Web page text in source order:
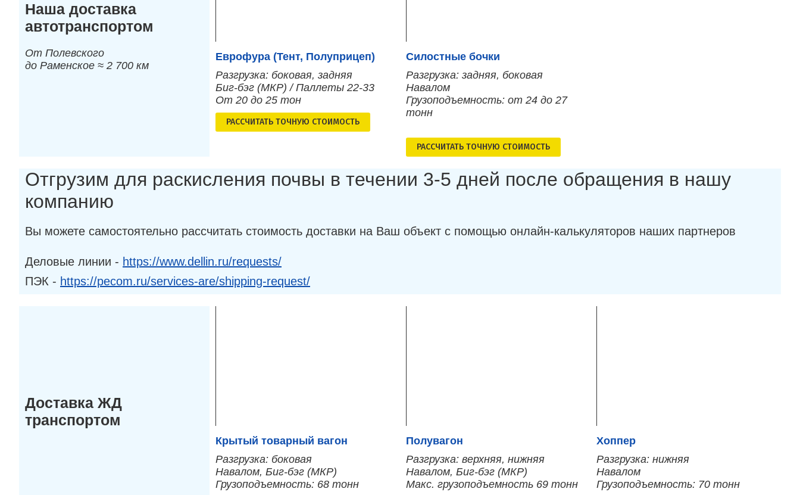
Наша доставка
автотранспортом
От Полевского
до Раменское ≈ 2 700 км
Еврофура (Тент, Полуприцеп)
Разгрузка: боковая, задняя
Биг-бэг (МКР) / Паллеты 22-33
От 20 до 25 тон
РАСCЧИТАТЬ ТОЧНУЮ СТОИМОСТЬ
Силостные бочки
Разгрузка: задняя, боковая
Навалом
Грузоподъемность: от 24 до 27
тонн
РАСCЧИТАТЬ ТОЧНУЮ СТОИМОСТЬ
Отгрузим для раскисления почвы в течении 3-5 дней после обращения в нашу
компанию
Вы можете самостоятельно рассчитать стоимость доставки на Ваш объект с помощью онлайн-калькуляторов наших партнеров
Деловые линии - https://www.dellin.ru/requests/
ПЭК - https://pecom.ru/services-are/shipping-request/
Доставка ЖД
транспортом
Крытый товарный вагон
Разгрузка: боковая
Навалом, Биг-бэг (МКР)
Грузоподъемность: 68 тонн
Полувагон
Разгрузка: верхняя, нижняя
Навалом, Биг-бэг (МКР)
Макс. грузоподъемность 69 тонн
Хоппер
Разгрузка: нижняя
Навалом
Грузоподъемность: 70 тонн